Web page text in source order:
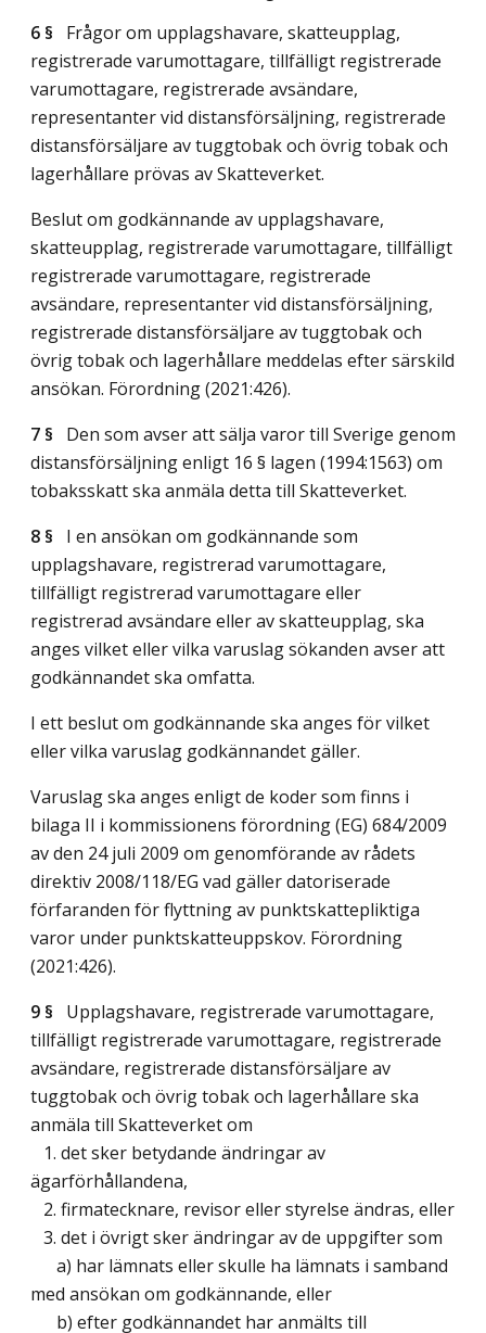
6 § Frågor om upplagshavare, skatteupplag,
registrerade varumottagare, tillfälligt registrerade
varumottagare, registrerade avsändare,
representanter vid distansförsäljning, registrerade
distansförsäljare av tuggtobak och övrig tobak och
lagerhållare prövas av Skatteverket.
Beslut om godkännande av upplagshavare,
skatteupplag, registrerade varumottagare, tillfälligt
registrerade varumottagare, registrerade
avsändare, representanter vid distansförsäljning,
registrerade distansförsäljare av tuggtobak och
övrig tobak och lagerhållare meddelas efter särskild
ansökan. Förordning (2021:426).
7 § Den som avser att sälja varor till Sverige genom
distansförsäljning enligt 16 § lagen (1994:1563) om
tobaksskatt ska anmäla detta till Skatteverket.
8 § I en ansökan om godkännande som
upplagshavare, registrerad varumottagare,
tillfälligt registrerad varumottagare eller
registrerad avsändare eller av skatteupplag, ska
anges vilket eller vilka varuslag sökanden avser att
godkännandet ska omfatta.
I ett beslut om godkännande ska anges för vilket
eller vilka varuslag godkännandet gäller.
Varuslag ska anges enligt de koder som finns i
bilaga II i kommissionens förordning (EG) 684/2009
av den 24 juli 2009 om genomförande av rådets
direktiv 2008/118/EG vad gäller datoriserade
förfaranden för flyttning av punktskattepliktiga
varor under punktskatteuppskov. Förordning
(2021:426).
9 § Upplagshavare, registrerade varumottagare,
tillfälligt registrerade varumottagare, registrerade
avsändare, registrerade distansförsäljare av
tuggtobak och övrig tobak och lagerhållare ska
anmäla till Skatteverket om
1. det sker betydande ändringar av
ägarförhållandena,
2. firmatecknare, revisor eller styrelse ändras, eller
3. det i övrigt sker ändringar av de uppgifter som
a) har lämnats eller skulle ha lämnats i samband
med ansökan om godkännande, eller
b) efter godkännandet har anmälts till